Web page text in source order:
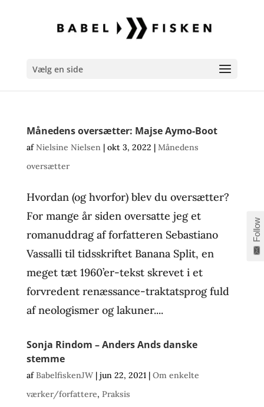
Vælg en side
Månedens oversætter: Majse Aymo-Boot
afNielsine Nielsen| okt 3, 2022 | Månedens
oversætter
Hvordan (og hvorfor) blev du oversætter?
For mange år siden oversatte jeg et
romanuddrag af forfatteren Sebastiano
Vassalli til tidsskriftet Banana Split, en
meget tæt 1960’er-tekst skrevet i et
forvredent renæssance-traktatsprog fuld
af neologismer og lakuner....
Sonja Rindom – Anders Ands danske
stemme
afBabelfiskenJW| jun 22, 2021| Om enkelte
værker/forfattere, Praksis
Follow